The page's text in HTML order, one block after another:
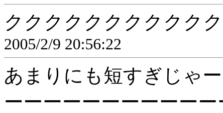
クククククククククク
2005/2/9 20:56:22
あまりにも短すぎじゃ
ーーーーーーーーーー